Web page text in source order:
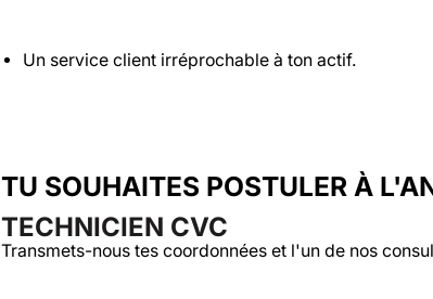
Un service client irréprochable à ton actif.
TU SOUHAITES POSTULER À
TECHNICIEN CVC
Transmets-nous tes coordonnées et l'un de nos